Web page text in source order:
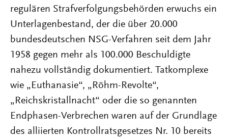
regulären Strafverfolgungsbehörden erwuchs ein
Unterlagenbestand, der die über 20.000
bundesdeutschen NSG-Verfahren seit dem Jahr
1958 gegen mehr als 100.000 Beschuldigte
nahezu vollständig dokumentiert. Tatkomplexe
wie „Euthanasie“, „Röhm-Revolte“,
„Reichskristallnacht“ oder die so genannten
Endphasen-Verbrechen waren auf der Grundlage
des alliierten Kontrollratsgesetzes Nr. 10 bereits